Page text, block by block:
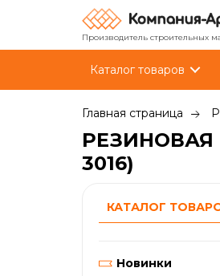
Производитель строительных
Каталог товаров
Главная страница
РЕЗИНОВАЯ
3016)
КАТАЛОГ
Новинки